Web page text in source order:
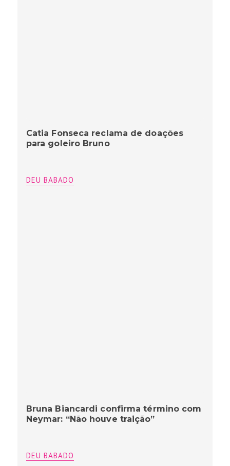
Catia Fonseca reclama de doações
para goleiro Bruno
DEU BABADO
Bruna Biancardi confirma término com
Neymar: “Não houve traição”
DEU BABADO